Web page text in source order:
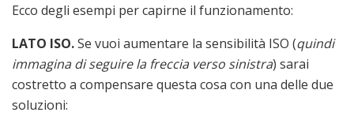
Ecco degli esempi per capirne il funzionamento:
LATO ISO.Se vuoi aumentare la sensibilità ISO (quindi
immagina di seguire la freccia verso sinistra) sarai
costretto a compensare questa cosa con una delle due
soluzioni: